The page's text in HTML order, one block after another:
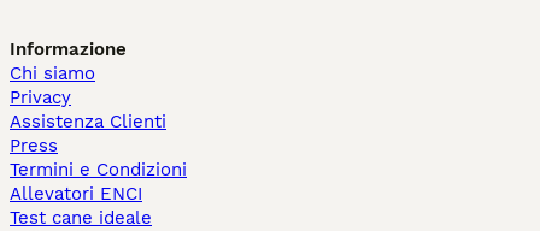
Informazione
Chi siamo
Privacy
Assistenza Clienti
Press
Termini e Condizioni
Allevatori ENCI
Test cane ideale